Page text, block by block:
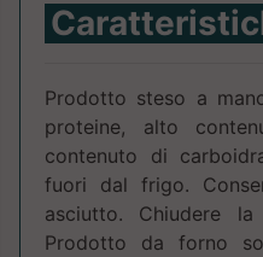
Prodotto steso a
proteine, alto
contenuto di
fuori dal frigo.
asciutto. Chiudere la
Prodotto da forno